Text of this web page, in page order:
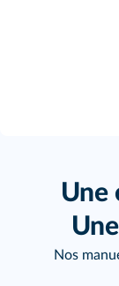
Une
Nos